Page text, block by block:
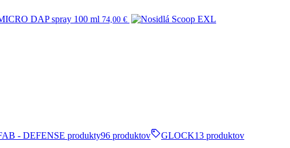
DAP spray 100 ml 74,00 €
- DEFENSE produkty96 produktov GLOCK13 produktov